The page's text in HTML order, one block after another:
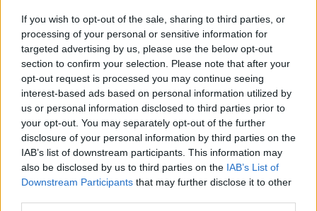
If you wish to opt-out of the sale, sharing to third parties, or
processing of your personal or sensitive information for
targeted advertising by us, please use the below opt-out
section to confirm your selection. Please note that after your
opt-out request is processed you may continue seeing
interest-based ads based on personal information utilized by
us or personal information disclosed to third parties prior to
your opt-out. You may separately opt-out of the further
disclosure of your personal information by third parties on the
IAB’s list of downstream participants. This information may
also be disclosed by us to third parties on the IAB’s List of
Downstream Participants that may further disclose it to other
Ηράκλειο: Σύλληψη ζευγαριού για ναρκωτικά –
Κατασχέθηκε σχεδόν μισό κιλό κάνναβης
«Δύο μέρες μόνο»
Πάρος: Στον εισαγγελέα σήμερα ο ιδιοκτήτης του beach
bar για τον θάνατο του 4χρονου
ΠΕΡΙΣΣΟΤΕΡΑ